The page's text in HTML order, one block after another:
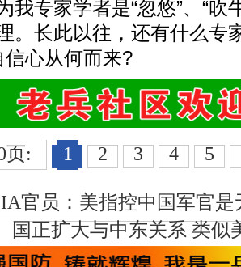
我专家学者是“忽悠”、“吹
。长此以往，还有什么专
心从何而来?
页: 1 2 3 4 5
官员：美指控中国军官是
国正扩大与中东关系 类似